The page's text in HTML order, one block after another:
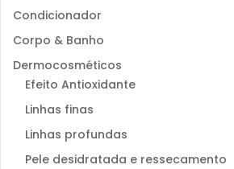
Condicionador
Corpo & Banho
Dermocosméticos
Efeito Antioxidante
Linhas finas
Linhas profundas
Pele desidratada e ressecamento